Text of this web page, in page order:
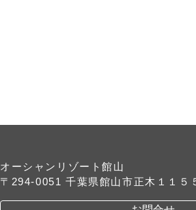
オーシャンリゾート館山
〒294-0051 千葉県館山市正木１１５